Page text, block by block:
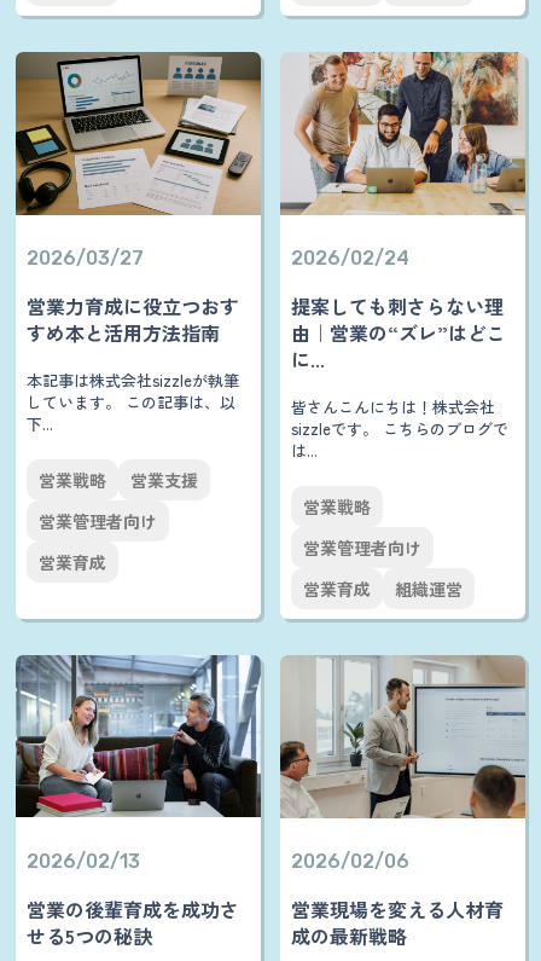
2026/03/27
営業力育成に役立つおす
すめ本と活用方法指南
本記事は株式会社sizzleが執筆
しています。 この記事は、以
下...
営業戦略
営業支援
営業管理者向け
営業育成
2026/02/24
提案しても刺さらない理
由｜営業の“ズレ”はどこ
に...
皆さんこんにちは！株式会社
sizzleです。 こちらのブログで
は...
営業戦略
営業管理者向け
営業育成
組織運営
2026/02/13
営業の後輩育成を成功さ
せる5つの秘訣
2026/02/06
営業現場を変える人材育
成の最新戦略